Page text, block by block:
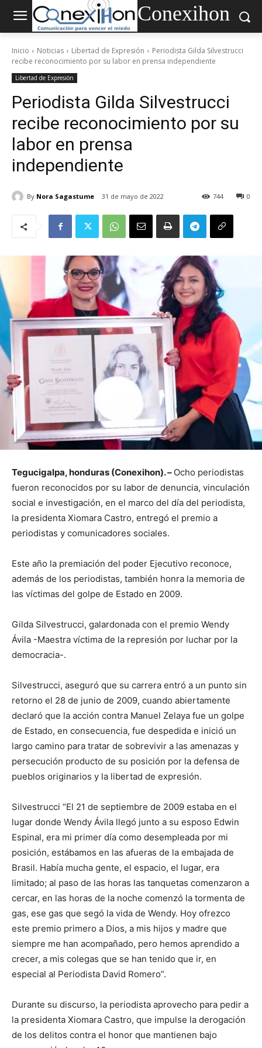
Conexihon
Inicio Noticias Libertad de Expresión
Periodista Gilda Silvestrucci
recibe reconocimiento por su labor en prensa independiente
Libertad de Expresión
Periodista Gilda Silvestrucci
recibe reconocimiento por su
labor en prensa
independiente
By Nora Sagastume 31 de mayo de 2022 0
744
Tegucigalpa, honduras (Conexihon). – Ocho periodistas
fueron reconocidos por su labor de denuncia, vinculación
social e investigación, en el marco del día del periodista,
la presidenta Xiomara Castro, entregó el premio a
periodistas y comunicadores sociales.
Este año la premiación del poder Ejecutivo reconoce,
además de los periodistas, también honra la memoria de
las víctimas del golpe de Estado en 2009.
Gilda Silvestrucci, galardonada con el premio Wendy
Ávila -Maestra víctima de la represión por luchar por la
democracia-.
Silvestrucci, aseguró que su carrera entró a un punto sin
retorno el 28 de junio de 2009, cuando abiertamente
declaró que la acción contra Manuel Zelaya fue un golpe
de Estado, en consecuencia, fue despedida e inició un
largo camino para tratar de sobrevivir a las amenazas y
persecución producto de su posición por la defensa de
pueblos originarios y la libertad de expresión.
Silvestrucci “El 21 de septiembre de 2009 estaba en el
lugar donde Wendy Ávila llegó junto a su esposo Edwin
Espinal, era mi primer día como desempleada por mi
posición, estábamos en las afueras de la embajada de
Brasil. Había mucha gente, el espacio, el lugar, era
limitado; al paso de las horas las tanquetas comenzaron a
cercar, en las horas de la noche comenzó la tormenta de
gas, ese gas que segó la vida de Wendy. Hoy ofrezco
este premio primero a Dios, a mis hijos y madre que
siempre me han acompañado, pero hemos aprendido a
crecer, a mis colegas que se han tenido que ir, en
especial al Periodista David Romero”.
Durante su discurso, la periodista aprovecho para pedir a
la presidenta Xiomara Castro, que impulse la derogación
de los delitos contra el honor que mantienen bajo